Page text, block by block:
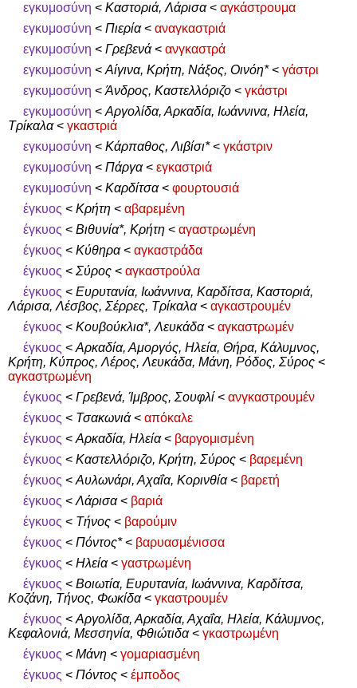
εγκυμοσύνη < Καστοριά, Λάρισα< αγκάστρουμα
εγκυμοσύνη < Πιερία< αναγκαστριά
εγκυμοσύνη < Γρεβενά< ανγκαστρά
εγκυμοσύνη <Αίγινα, Κρήτη, Νάξος, Οινόη*< γάστρι
εγκυμοσύνη <Άνδρος, Καστελλόριζο < γκάστρι
εγκυμοσύνη <Αργολίδα, Αρκαδία, Ιωάννινα, Ηλεία,
Τρίκαλα< γκαστριά
εγκυμοσύνη < Κάρπαθος, Λιβίσι*< γκάστριν
εγκυμοσύνη < Πάργα< εγκαστριά
εγκυμοσύνη < Καρδίτσα< φουρτουσιά
έγκυος < Κρήτη < αβαρεμένη
έγκυος < Βιθυνία*, Κρήτη < αγαστρωμένη
έγκυος < Κύθηρα< αγκαστράδα
έγκυος < Σύρος < αγκαστρούλα
έγκυος < Ευρυτανία, Ιωάννινα, Καρδίτσα, Καστοριά,
Λάρισα, Λέσβος, Σέρρες, Τρίκαλα< αγκαστρουμέν
έγκυος < Κουβούκλια*, Λευκάδα< αγκαστρωμέν
έγκυος <Αρκαδία, Αμοργός, Ηλεία, Θήρα, Κάλυμνος,
Κρήτη, Κύπρος, Λέρος, Λευκάδα, Μάνη, Ρόδος, Σύρος <
αγκαστρωμένη
έγκυος < Γρεβενά, Ίμβρος, Σουφλί < ανγκαστρουμέν
έγκυος < Τσακωνιά< απόκαλε
έγκυος <Αρκαδία, Ηλεία< βαργομισμένη
έγκυος < Καστελλόριζο, Κρήτη, Σύρος < βαρεμένη
έγκυος <Αυλωνάρι, Αχαΐα, Κορινθία< βαρετή
έγκυος <Λάρισα< βαριά
έγκυος < Τήνος < βαρούμιν
έγκυος < Πόντος*< βαρυασμένισσα
έγκυος < Ηλεία< γαστρωμένη
έγκυος < Βοιωτία, Ευρυτανία, Ιωάννινα, Καρδίτσα,
Κοζάνη, Τήνος, Φωκίδα< γκαστρουμέν
έγκυος <Αργολίδα, Αρκαδία, Αχαΐα, Ηλεία, Κάλυμνος,
Κεφαλονιά, Μεσσηνία, Φθιώτιδα< γκαστρωμένη
έγκυος < Μάνη < γομαριασμένη
έγκυος < Πόντος < έμποδος